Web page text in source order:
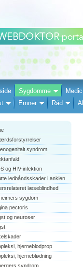
Sygdomme
Emner Råd
syndrom
og HIV-infektion
ledbåndsskader i anklen.
læseblindhed
sygdom
pectoris
og neuroser
hjerneblodprop
hjerneblødning
syndrom